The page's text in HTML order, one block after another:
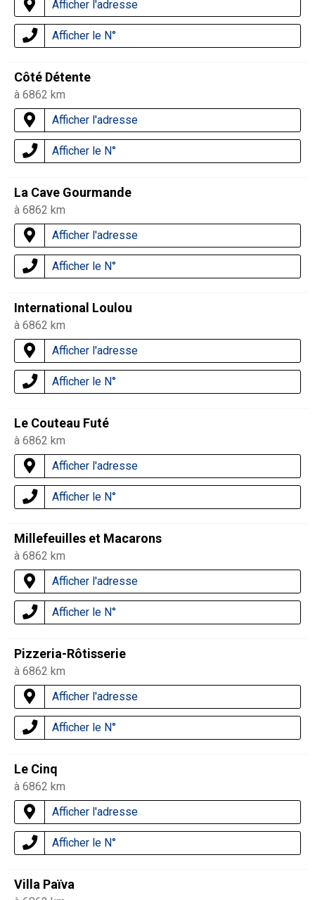
Afficher l'adresse
Afficher le N°
Côté Détente
à 6862 km
Afficher l'adresse
Afficher le N°
La Cave Gourmande
à 6862 km
Afficher l'adresse
Afficher le N°
International Loulou
à 6862 km
Afficher l'adresse
Afficher le N°
Le Couteau Futé
à 6862 km
Afficher l'adresse
Afficher le N°
Millefeuilles et Macarons
à 6862 km
Afficher l'adresse
Afficher le N°
Pizzeria-Rôtisserie
à 6862 km
Afficher l'adresse
Afficher le N°
Le Cinq
à 6862 km
Afficher l'adresse
Afficher le N°
Villa Païva